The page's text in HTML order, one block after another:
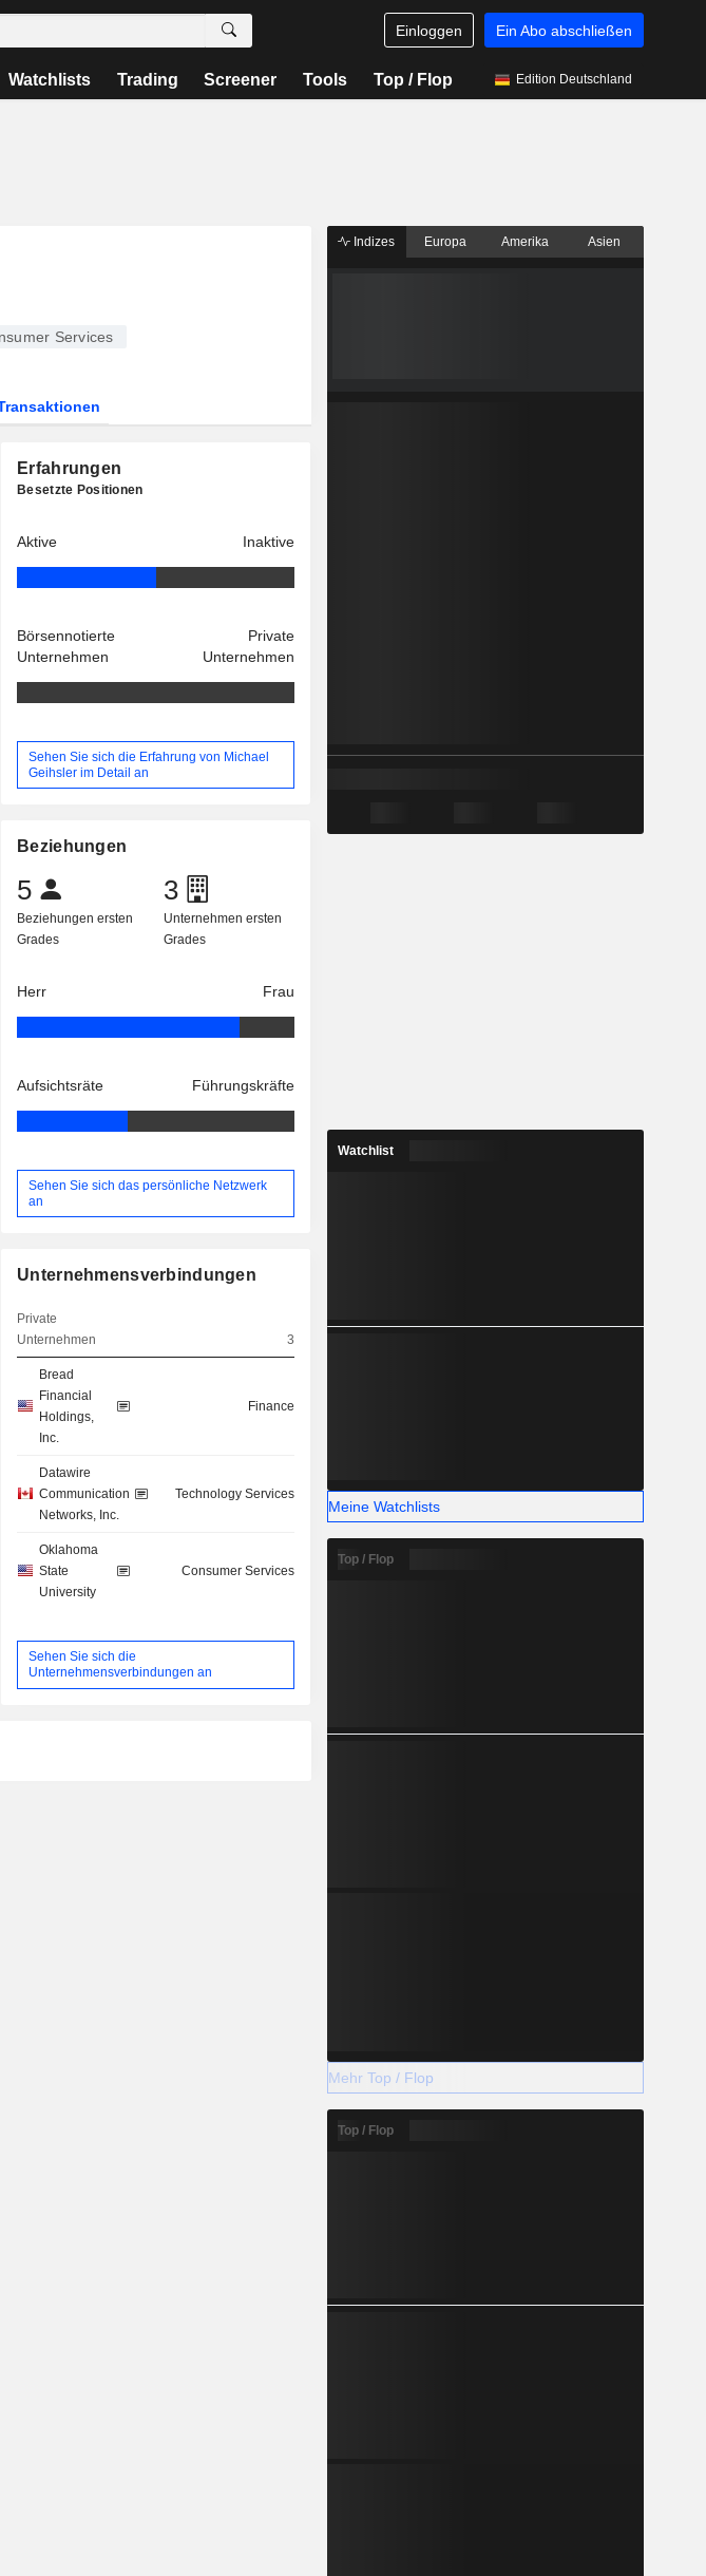
Einloggen Ein Abo abschließen
Watchlists Trading Screener Tools Top / Flop Edition Deutschland
Services
Erfahrungen
Besetzte Positionen
Aktive Inaktive
Börsennotierte
Unternehmen
Private
Unternehmen
Sehen Sie sich die Erfahrung von Michael
Geihsler im Detail an
Beziehungen
5
Beziehungen ersten
Grades
3
Unternehmen ersten
Grades
Herr Frau
Aufsichtsräte Führungskräfte
Sehen Sie sich das persönliche Netzwerk
an
Unternehmensverbindungen
Private
Unternehmen
3
Bread
Financial
Holdings,
Inc.
Finance
Datawire
Communication
Networks, Inc.
Technology Services
Oklahoma
State
University
Consumer Services
Sehen Sie sich die
Unternehmensverbindungen an
Indizes Europa Amerika Asien
Watchlist
Meine Watchlists
Top / Flop
Mehr Top / Flop
Top / Flop